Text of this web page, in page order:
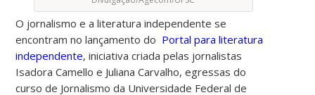
O jornalismo e a literatura independente se
encontram no lançamento do Portal para literatura
independente, iniciativa criada pelas jornalistas
Isadora Camello e Juliana Carvalho, egressas do
curso de Jornalismo da Universidade Federal de